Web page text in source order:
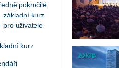
pokročilé
základní kurz
pro uživatele
kurz